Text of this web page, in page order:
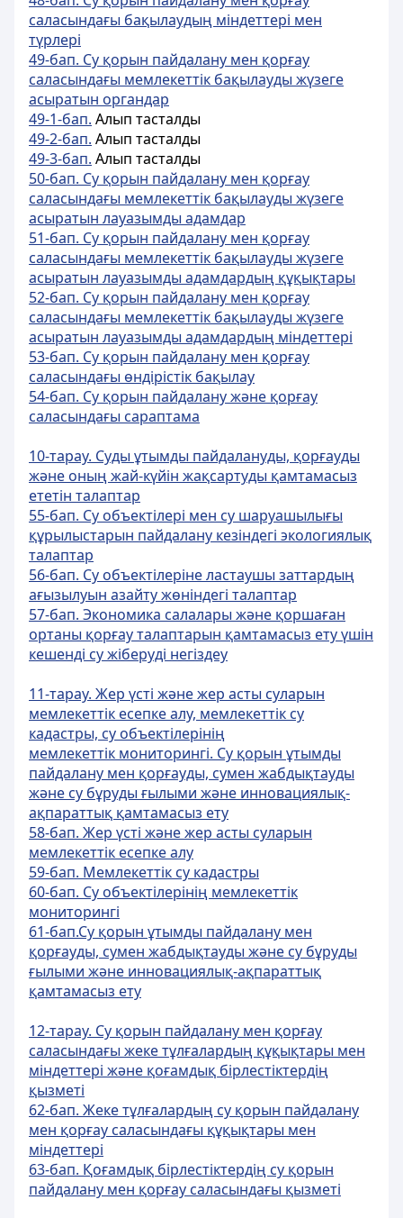
саласындағы бақылаудың мiндеттерi мен
түрлерi
49-бап. Су қорын пайдалану мен қорғау
саласындағы мемлекеттік бақылауды жүзеге
асыратын органдар
49-1-бап. Алып тасталды
49-2-бап. Алып тасталды
49-3-бап. Алып тасталды
50-бап. Су қорын пайдалану мен қорғау
саласындағы мемлекеттік бақылауды жүзеге
асыратын лауазымды адамдар
51-бап. Су қорын пайдалану мен қорғау
саласындағы мемлекеттік бақылауды жүзеге
асыратын лауазымды адамдардың құқықтары
52-бап. Су қорын пайдалану мен қорғау
саласындағы мемлекеттік бақылауды жүзеге
асыратын лауазымды адамдардың мiндеттерi
53-бап. Су қорын пайдалану мен қорғау
саласындағы өндiрiстiк бақылау
54-бап. Су қорын пайдалану және қорғау
саласындағы сараптама
10-тарау. Суды ұтымды пайдалануды, қорғауды
және оның жай-күйін жақсартуды қамтамасыз
ететін талаптар
55-бап. Су объектiлерi мен су шаруашылығы
құрылыстарын пайдалану кезіндегі экологиялық
талаптар
56-бап. Су объектiлерiне ластаушы заттардың
ағызылуын азайту жөніндегі талаптар
57-бап. Экономика салалары және қоршаған
ортаны қорғау талаптарын қамтамасыз ету үшiн
кешендi су жiберудi негiздеу
11-тарау. Жер үсті және жер асты суларын
мемлекеттік есепке алу, мемлекеттік су
кадастры, су объектілерінің
мемлекеттік мониторингі. Су қорын ұтымды
пайдалану мен қорғауды, сумен жабдықтауды
және су бұруды ғылыми және инновациялық-
ақпараттық қамтамасыз ету
58-бап. Жер үстi және жер асты суларын
мемлекеттік есепке алу
59-бап. Мемлекеттік су кадастры
60-бап. Су объектiлерiнiң мемлекеттік
мониторингi
61-бап.Су қорын ұтымды пайдалану мен
қорғауды, сумен жабдықтауды және су бұруды
ғылыми және инновациялық-ақпараттық
қамтамасыз ету
12-тарау. Су қорын пайдалану мен қорғау
саласындағы жеке тұлғалардың құқықтары мен
міндеттері және қоғамдық бірлестіктердің
қызметі
62-бап. Жеке тұлғалардың су қорын пайдалану
мен қорғау саласындағы құқықтары мен
мiндеттерi
63-бап. Қоғамдық бiрлестiктердiң су қорын
пайдалану мен қорғау саласындағы қызметi